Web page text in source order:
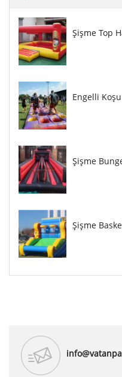
Şişme Top
Engelli
Şişme
Şişme